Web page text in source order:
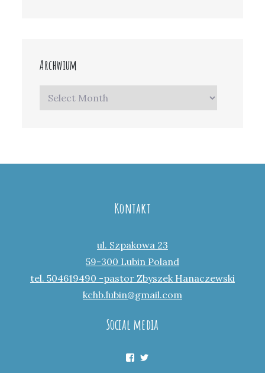
Archwium
Archwium
Kontakt
ul. Szpakowa 23
59-300 Lubin Poland
tel. 504619490 -pastor Zbyszek Hanaczewski
kchb.lubin@gmail.com
Social media
Facebook